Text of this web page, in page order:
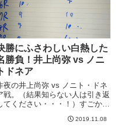
勝にふさわしい白熱した
勝負！井上尚弥 vs ノニ
トドネア
夜の井上尚弥 vs ノニト・ドネ
戦。（結果知らない人は引き返
てください・・・！）すごかっ
えええ！！！立ち上がりは井上が
2019.11.08